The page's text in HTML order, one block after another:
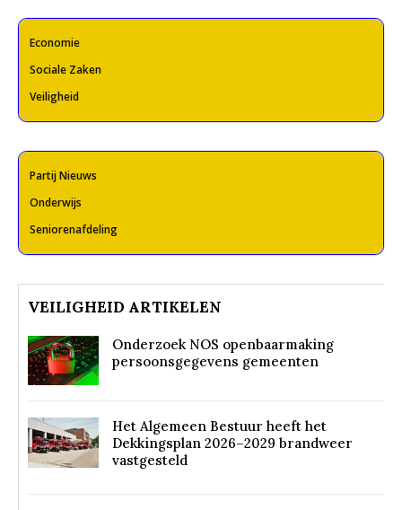
Economie
Sociale Zaken
Veiligheid
Partij Nieuws
Onderwijs
Seniorenafdeling
VEILIGHEID ARTIKELEN
Onderzoek NOS openbaarmaking
persoonsgegevens gemeenten
Het Algemeen Bestuur heeft het
Dekkingsplan 2026–2029 brandweer
vastgesteld